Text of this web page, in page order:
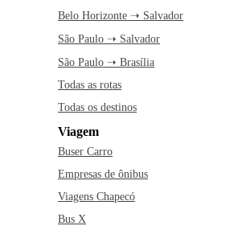
Belo Horizonte ➝ Salvador
São Paulo ➝ Salvador
São Paulo ➝ Brasília
Todas as rotas
Todas os destinos
Viagem
Buser Carro
Empresas de ônibus
Viagens Chapecó
Bus X